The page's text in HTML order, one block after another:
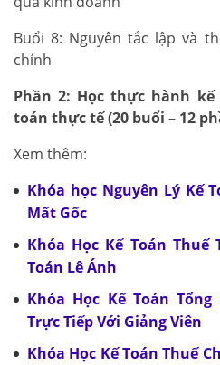
Buổi 8: Nguyên tắc lập và
chính
Phần 2: Học thực hành
toán thực tế (20 buổi – 12
Xem thêm:
Khóa học Nguyên Lý Kế
Mất Gốc
Khóa Học Kế Toán
Toán Lê Ánh
Khóa Học Kế Toán
Trực Tiếp Với Giảng Viên
Khóa Học Kế Toán Thuế